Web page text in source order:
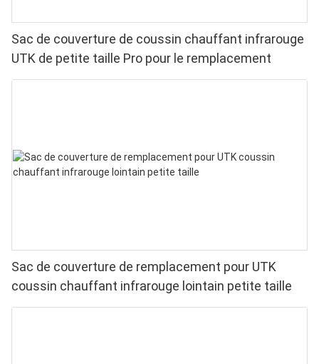
Sac de couverture de coussin chauffant infrarouge
UTK de petite taille Pro pour le remplacement
Sac de couverture de remplacement pour UTK
coussin chauffant infrarouge lointain petite taille